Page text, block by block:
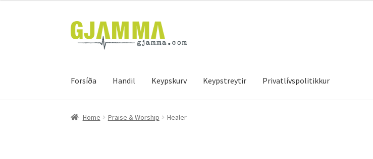
Skip
to
navigation
Skip
to
Forsíða Handil Keypskurv Keypstreytir Privatlívspolitikkur
Heim Handil Keypskurv Kassi Mín brúkari
Home Praise & Worship Healer